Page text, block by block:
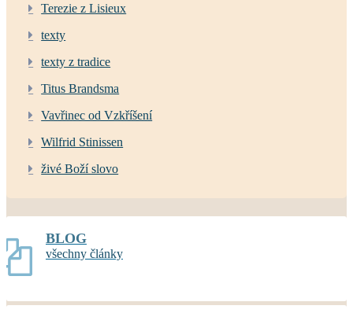
Terezie z Lisieux
texty
texty z tradice
Titus Brandsma
Vavřinec od Vzkříšení
Wilfrid Stinissen
živé Boží slovo
BLOG
všechny články